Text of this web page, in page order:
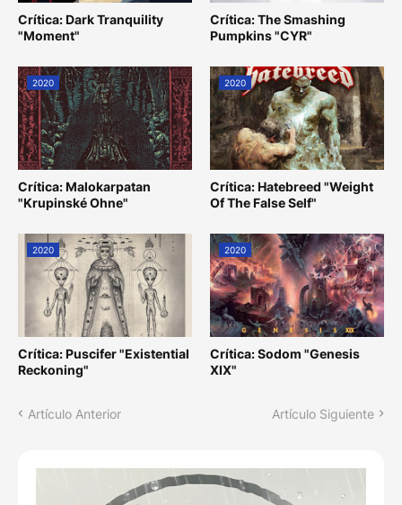
Crítica: Dark Tranquility
"Moment"
Crítica: The Smashing
Pumpkins "CYR"
2020
Crítica: Malokarpatan
"Krupinské Ohne"
2020
Crítica: Hatebreed "Weight
Of The False Self"
2020
Crítica: Puscifer "Existential
Reckoning"
2020
Crítica: Sodom "Genesis
XIX"
Artículo Anterior Artículo Siguiente